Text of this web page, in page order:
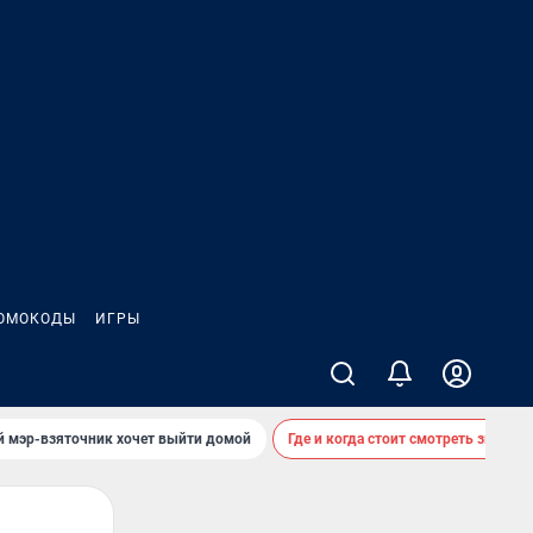
ИГРЫ
мэр-взяточник хочет выйти домой Где и когда стоит смотреть